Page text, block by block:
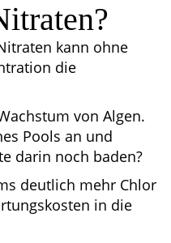
kann ohne
die
von Algen.
Pools an und
darin noch baden?
deutlich mehr Chlor
in die